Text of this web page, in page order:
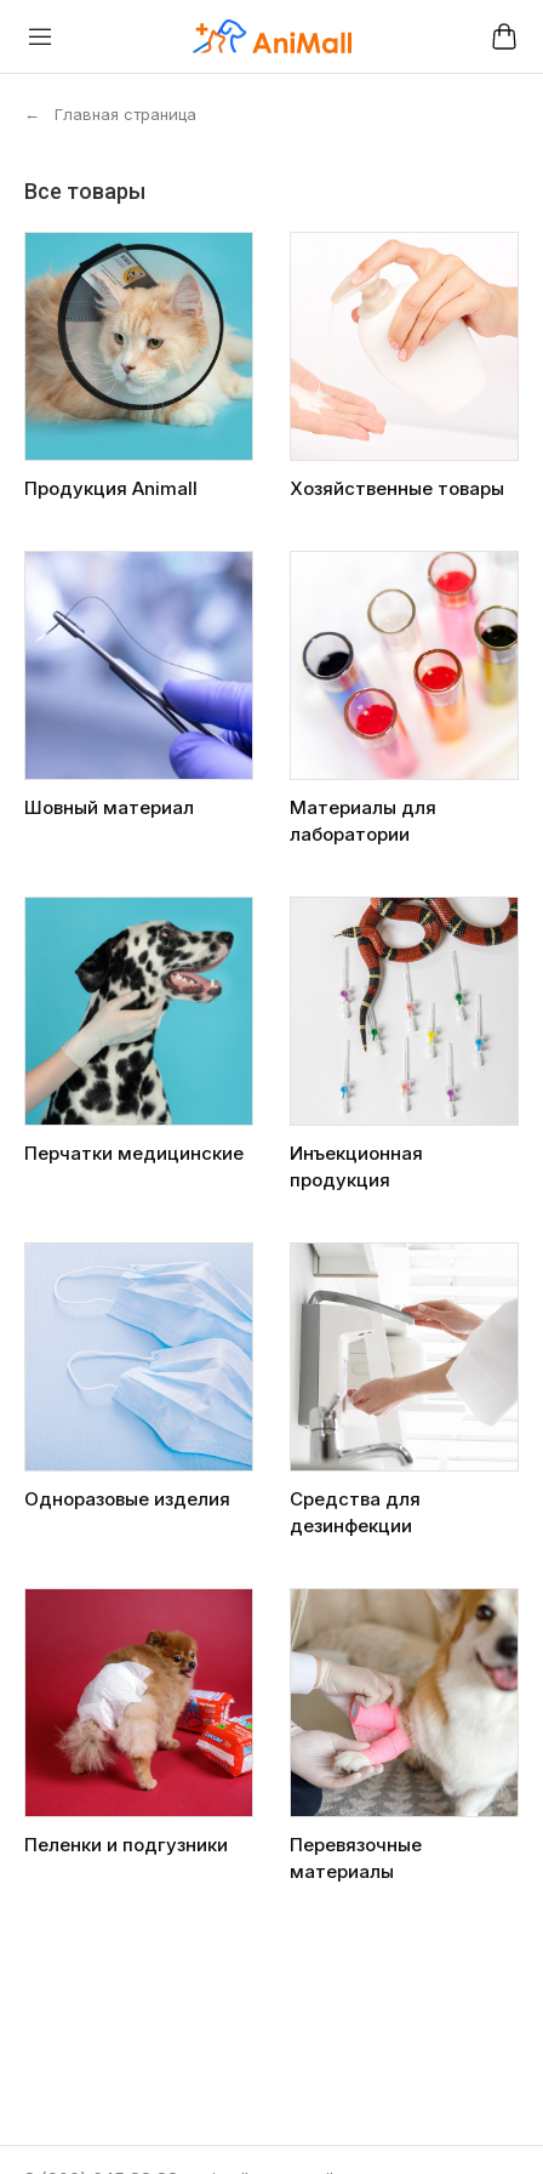
← Главная страница
Все товары
Продукция Animall Хозяйственные товары
Шовный материал
Материалы для
лаборатории
Перчатки медицинские
Инъекционная
продукция
Одноразовые изделия
Средства для
дезинфекции
Пеленки и подгузники
Перевязочные
материалы